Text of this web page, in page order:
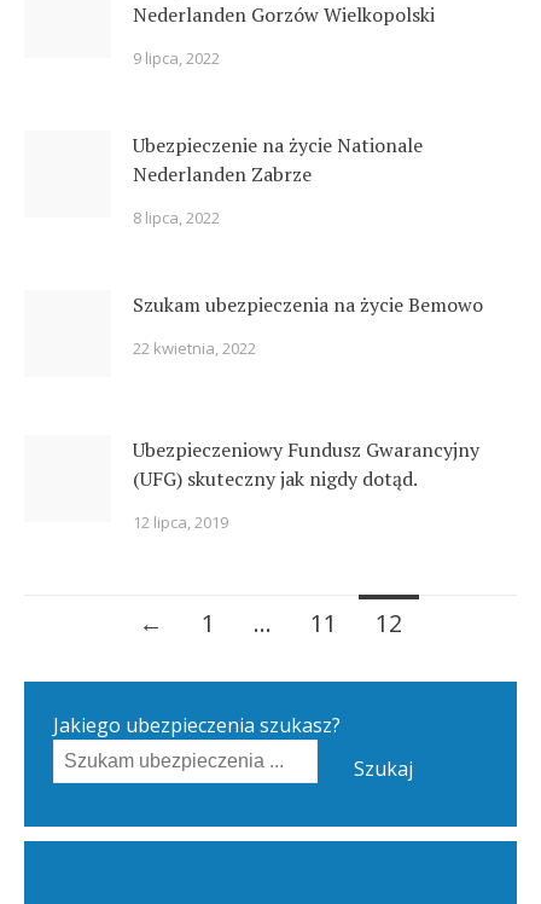
Nederlanden Gorzów Wielkopolski
9 lipca, 2022
Ubezpieczenie na życie Nationale
Nederlanden Zabrze
8 lipca, 2022
Szukam ubezpieczenia na życie Bemowo
22 kwietnia, 2022
Ubezpieczeniowy Fundusz Gwarancyjny
(UFG) skuteczny jak nigdy dotąd.
12 lipca, 2019
← 1 … 11 12
Jakiego ubezpieczenia szukasz?
Szukaj